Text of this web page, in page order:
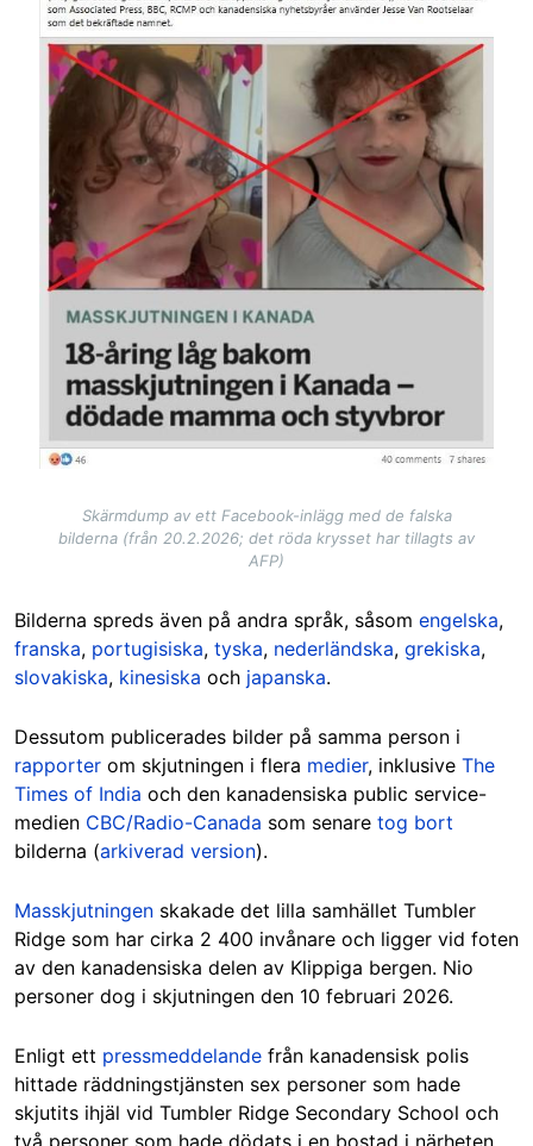
Skärmdump av ett Facebook-inlägg med de falska
bilderna (från 20.2.2026; det röda krysset har tillagts av
AFP)
Bilderna spreds även på andra språk, såsom engelska,
franska, portugisiska, tyska, nederländska, grekiska,
slovakiska, kinesiska och japanska.
Dessutom publicerades bilder på samma person i
rapporter om skjutningen i flera medier, inklusive The
Times of India och den kanadensiska public service-
medien CBC/Radio-Canada som senare tog bort
bilderna (arkiverad version).
Masskjutningen skakade det lilla samhället Tumbler
Ridge som har cirka 2 400 invånare och ligger vid foten
av den kanadensiska delen av Klippiga bergen. Nio
personer dog i skjutningen den 10 februari 2026.
Enligt ett pressmeddelande från kanadensisk polis
hittade räddningstjänsten sex personer som hade
skjutits ihjäl vid Tumbler Ridge Secondary School och